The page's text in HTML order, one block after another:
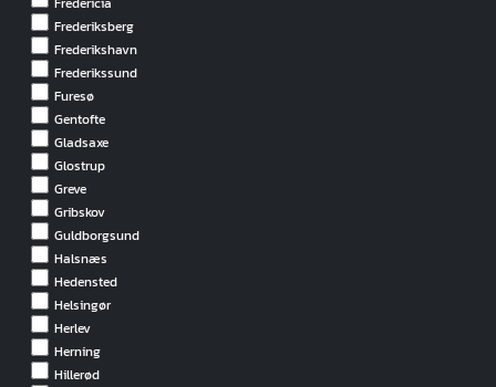
Frederiksberg
Frederikshavn
Frederikssund
Furesø
Gentofte
Gladsaxe
Glostrup
Greve
Gribskov
Guldborgsund
Halsnæs
Hedensted
Helsingør
Herlev
Herning
Hillerød